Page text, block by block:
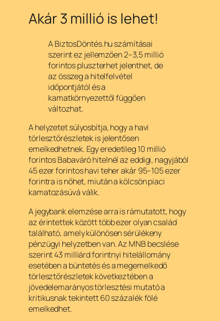
Akár 3 millió is lehet!
A BiztosDöntés.hu számításai
szerint ez jellemzően 2–3,5 millió
forintos pluszterhet jelenthet, de
az összeg a hitelfelvétel
időpontjától és a
kamatkörnyezettől függően
változhat.
A helyzetet súlyosbítja, hogy a havi
törlesztőrészletek is jelentősen
emelkedhetnek. Egy eredetileg 10 millió
forintos Babaváró hitelnél az eddigi, nagyjából
45 ezer forintos havi teher akár 95–105 ezer
forintra is nőhet, miután a kölcsön piaci
kamatozásúvá válik.
A jegybank elemzése arra is rámutatott, hogy
az érintettek között több ezer olyan család
található, amely különösen sérülékeny
pénzügyi helyzetben van. Az MNB becslése
szerint 43 milliárd forintnyi hitelállomány
esetében a büntetés és a megemelkedő
törlesztőrészletek következtében a
jövedelemarányos törlesztési mutató a
kritikusnak tekintett 60 százalék fölé
emelkedhet.